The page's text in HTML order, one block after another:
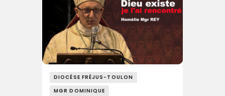
DIOCÈSE FRÉJUS-TOULON
MGR DOMINIQUE